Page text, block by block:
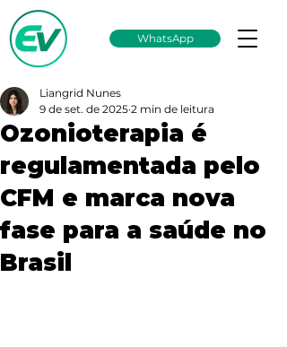
WhatsApp
Ozonioterapia é
regulamentada pelo
CFM e marca nova
fase para a saúde no
Brasil
Liangrid Nunes
9 de set. de 2025 2 min de leitura